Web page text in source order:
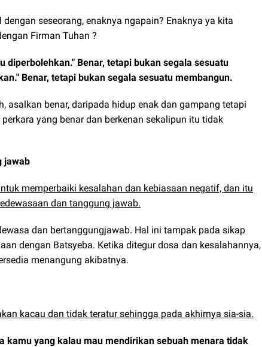
seseorang, enaknya ngapain? Enaknya ya kita
Firman Tuhan ?
diperbolehkan." Benar, tetapi bukan segala sesuatu
Benar, tetapi bukan segala sesuatu membangun.
asalkan benar, daripada hidup enak dan gampang tetapi
yang benar dan berkenan sekalipun itu tidak
jawab
memperbaiki kesalahan dan kebiasaan negatif, dan itu
dan tanggung jawab.
dan bertanggungjawab. Hal ini tampak pada sikap
dengan Batsyeba. Ketika ditegur dosa dan kesalahannya,
menangung akibatnya.
kacau dan tidak teratur sehingga pada akhirnya sia-sia.
kamu yang kalau mau mendirikan sebuah menara tidak